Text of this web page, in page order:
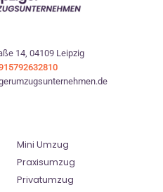
14, 04109 Leipzig
Mini Umzug
Praxisumzug
Privatumzug